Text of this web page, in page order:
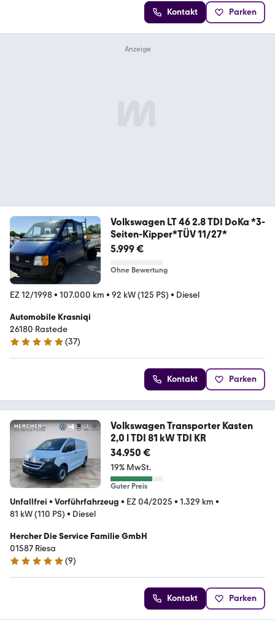
Kontakt Parken
Volkswagen LT 46 2.8 TDI DoKa *3-
Seiten-Kipper*TÜV 11/27*
5.999 €
Ohne Bewertung
EZ 12/1998• 107.000 km • 92 kW (125 PS) • Diesel
Automobile Krasniqi
26180 Rastede
5 Sterne
(37)
Kontakt Parken
Volkswagen Transporter Kasten
2,0 l TDI 81 kW TDI KR
34.950 €
19% MwSt.
Guter Preis
Unfallfrei • Vorführfahrzeug • EZ 04/2025 • 1.329 km •
81 kW (110 PS) • Diesel
Hercher Die Service Familie GmbH
01587 Riesa
4.8 Sterne
(9)
Kontakt Parken